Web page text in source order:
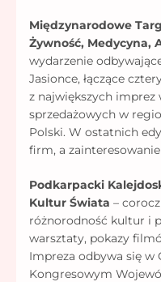
Międzynarodowe
Żywność, Medycyna,
wydarzenie
Jasionce, łączące
z największych imprez
sprzedażowych w
Polski. W ostatnich
firm, a
Podkarpacki
Kultur Świata –
różnorodność kultur i
warsztaty, pokazy
Impreza odbywa się
Kongresowym